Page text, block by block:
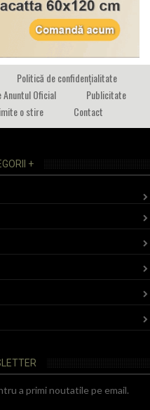
Politică de confidențialitate
Anuntul Oficial
Publicitate
o stire Contact
+
a primi noutatile pe email.